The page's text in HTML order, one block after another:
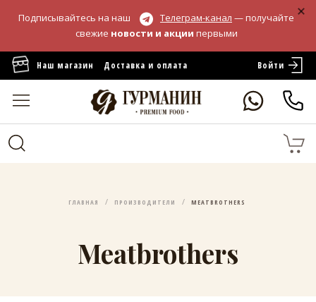
Подписывайтесь на наш Телеграм-канал — получайте
свежие новости и акции первыми
Наш магазин Доставка и оплата Войти
ГЛАВНАЯ ПРОИЗВОДИТЕЛИ MEATBROTHERS
Meatbrothers